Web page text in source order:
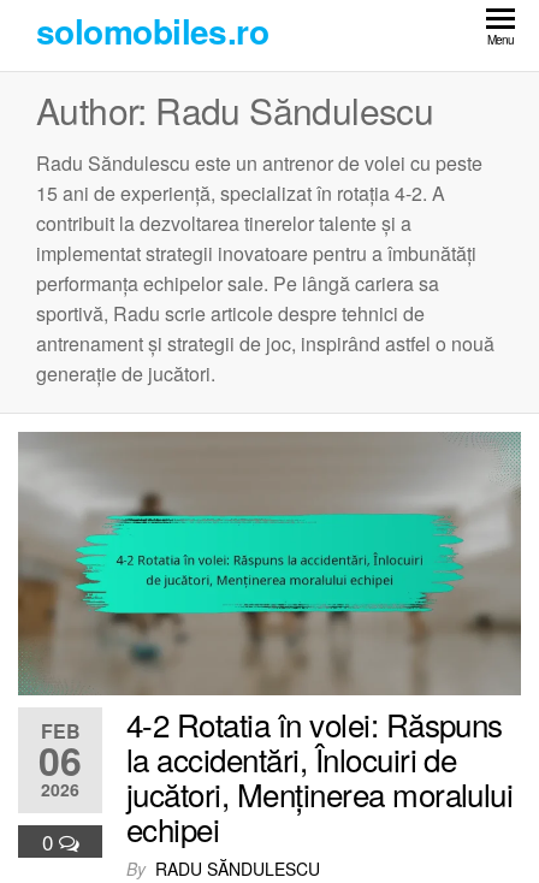
the
content
solomobiles.ro Menu
Author: Radu Săndulescu
Radu Săndulescu este un antrenor de volei cu peste
15 ani de experiență, specializat în rotația 4-2. A
contribuit la dezvoltarea tinerelor talente și a
implementat strategii inovatoare pentru a îmbunătăți
performanța echipelor sale. Pe lângă cariera sa
sportivă, Radu scrie articole despre tehnici de
antrenament și strategii de joc, inspirând astfel o nouă
generație de jucători.
FEB
06
2026
0
4-2 Rotatia în volei: Răspuns
la accidentări, Înlocuiri de
jucători, Menținerea moralului
echipei
By RADU SĂNDULESCU